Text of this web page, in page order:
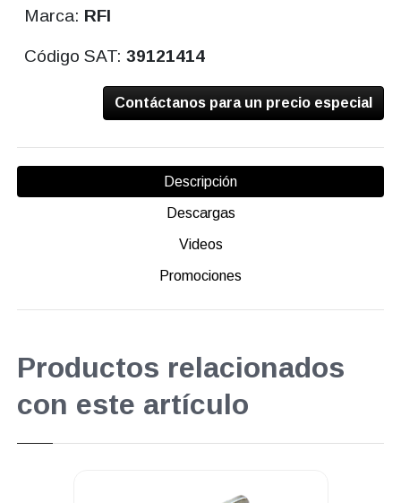
Marca: RFI
Código SAT:39121414
Contáctanos para un precio especial
Descripción
Descargas
Videos
Promociones
Productos relacionados
con este artículo